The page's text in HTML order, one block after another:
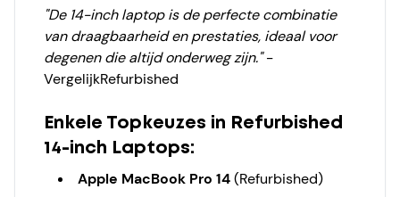
"De 14-inch laptop is de perfecte combinatie
van draagbaarheid en prestaties, ideaal voor
degenen die altijd onderweg zijn."-
VergelijkRefurbished
Enkele Topkeuzes in Refurbished
14-inch Laptops:
Apple MacBook Pro 14(Refurbished)